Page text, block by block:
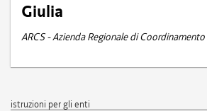
Giulia
ARCS - Azienda Regionale di
istruzioni per gli enti